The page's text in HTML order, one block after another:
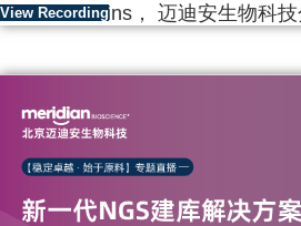
Steve Hawkins， 迈迪安生物科
View Recording